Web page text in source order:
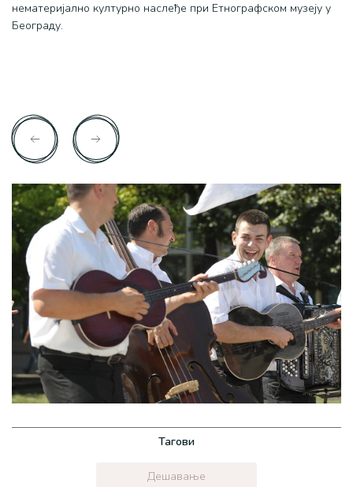
нематеријално културно наслеђе при Етнографском музеју у
Београду.
Тагови
Дешавање